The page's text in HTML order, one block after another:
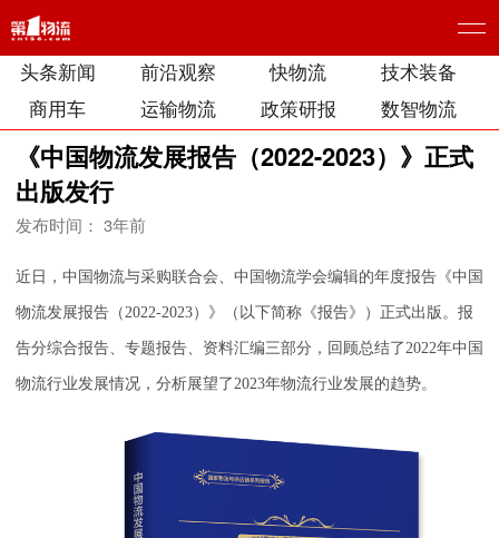
头条新闻 前沿观察 快物流
技术装备
商用车
运输物流 政策研报 数智物流
《中国物流发展报告（2022-2023）》正式
出版发行
发布时间： 3年前
近日，中国物流与采购联合会、中国物流学会编辑的年度报告《中国
物流发展报告（2022-2023）》（以下简称《报告》）正式出版。报
告分综合报告、专题报告、资料汇编三部分，回顾总结了2022年中国
物流行业发展情况，分析展望了2023年物流行业发展的趋势。